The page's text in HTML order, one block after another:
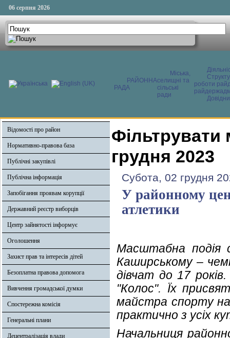
06 серпня 2026
РАЙОННА
РАДА
Міська,
селищні та
сільські
ради
роботи
Відомості про район
Нормативно-правова база
Публічні закупівлі
Публічна інформація
Запобігання проявам корупції
Державний реєстр виборців
Центр зайнятості інформує
Оголошення
Захист прав та інтересів дітей
Безоплатна правова допомога
Вивчення громадської думки
Спостережна комісія
Генеральні плани
Децентралізація влади
Фільтрувати
грудня 2023
Субота, 02 грудня
У районному
атлетики
Масштабна подія
Каширському –
дівчат до 17
"Колос". Їх
майстра спорту на
практично з усіх
Начальниця